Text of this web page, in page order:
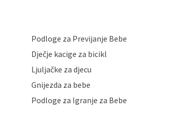
Politici privatnosti i kolačića koju možete pročitati
i sigurnosnih mjera zaštite osobnih podataka od
posjetitelja web stranica, čuva povjerljivost Vaših osobnih
i priopćavanje osobnih podataka samo onim svojim
koji su dozvoljeni zakonima. Napominjemo da
ili djelomice, bez naknade i objašnjenja odustati od
aktivnosti obrade Vaših osobnih podataka. Opoziv
Podloge za Previjanje Bebe
Dječje kacige za bicikl
Ljuljačke za djecu
Gnijezda za bebe
Podloge za Igranje za Bebe